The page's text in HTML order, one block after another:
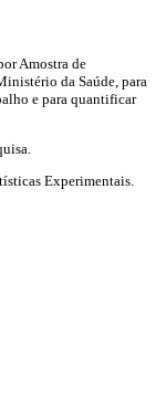
Amostra de
da Saúde, para
e para quantificar
Experimentais.